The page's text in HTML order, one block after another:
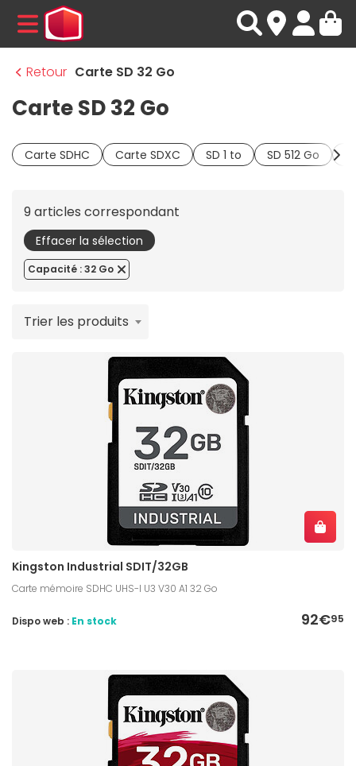
MENU
Retour Carte SD 32 Go
Carte SD 32 Go
Carte SDHC Carte SDXC SD 1 to SD 512 Go
9 articles correspondant
Effacer la sélection
Capacité : 32 Go
Trier les produits
Kingston Industrial SDIT/32GB
Carte mémoire SDHC UHS-I U3 V30 A1 32 Go
92€95
Dispo web : En stock